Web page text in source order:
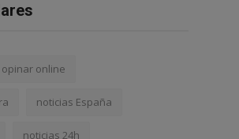
opinar online
noticias España
noticias 24h